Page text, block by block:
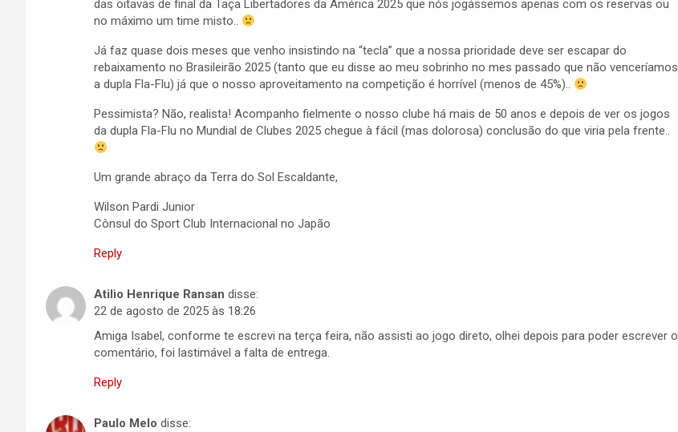
das oitavas de final da Taça Libertadores da América 2025 que nós jogássemos apenas com os reservas ou
no máximo um time misto..
Já faz quase dois meses que venho insistindo na “tecla” que a nossa prioridade deve ser escapar do
rebaixamento no Brasileirão 2025 (tanto que eu disse ao meu sobrinho no mes passado que não venceríamos
a dupla Fla-Flu) já que o nosso aproveitamento na competição é horrível (menos de 45%)..
Pessimista? Não, realista! Acompanho fielmente o nosso clube há mais de 50 anos e depois de ver os jogos
da dupla Fla-Flu no Mundial de Clubes 2025 chegue à fácil (mas dolorosa) conclusão do que viria pela frente..
Um grande abraço da Terra do Sol Escaldante,
Wilson Pardi Junior
Cônsul do Sport Club Internacional no Japão
Reply
Atilio Henrique Ransan disse:
22 de agosto de 2025 às 18:26
Amiga Isabel, conforme te escrevi na terça feira, não assisti ao jogo direto, olhei depois para poder escrever o
comentário, foi lastimável a falta de entrega.
Reply
Paulo Melo disse: